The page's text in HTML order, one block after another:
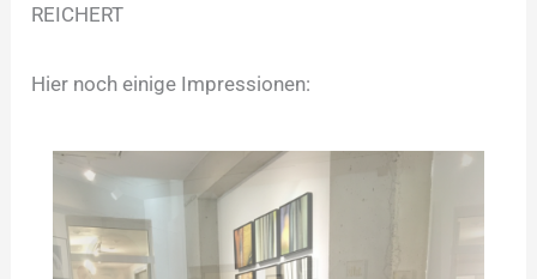
REICHERT
Hier noch einige Impressionen: